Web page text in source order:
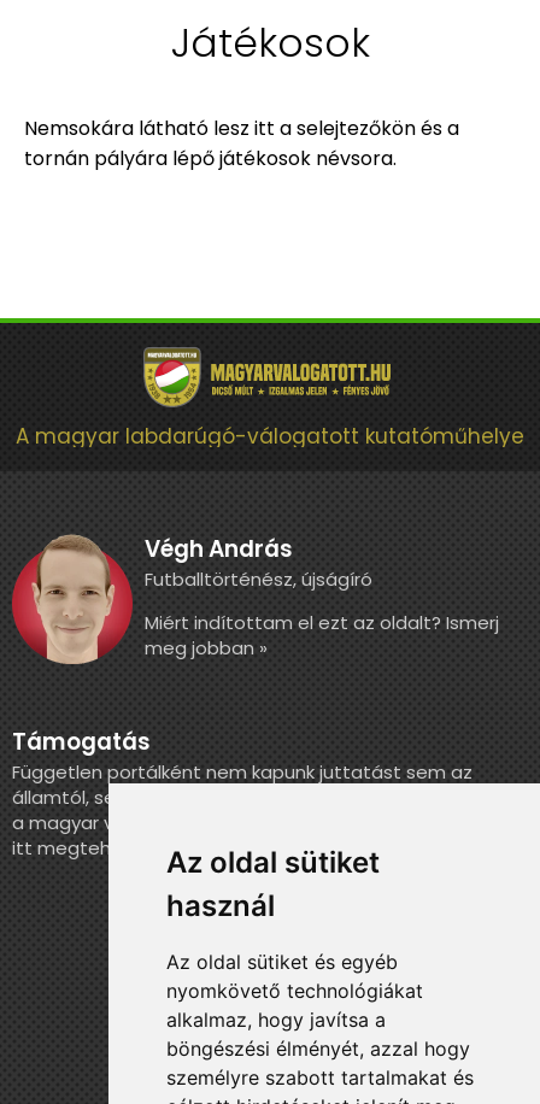
Az oldal sütiket
használ
Az oldal sütiket és egyéb
nyomkövető technológiákat
alkalmaz, hogy javítsa a
böngészési élményét, azzal hogy
személyre szabott tartalmakat és
Játékosok
Nemsokára látható lesz itt a selejtezőkön és a
tornán pályára lépő játékosok névsora.
A magyar labdarúgó-válogatott kutatóműhelye
Végh András
Futballtörténész, újságíró
Miért indítottam el ezt az oldalt? Ismerj
meg jobban »
Támogatás
Független portálként nem kapunk juttatást sem az
államtól, sem más szervezettől. Ha szeretnél segíteni
a magyar válogatott történelmének feldolgozásában,
itt megteheted.